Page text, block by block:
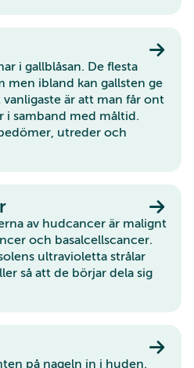
i gallblåsan. De flesta
men ibland kan gallsten ge
är att man får ont
i samband med måltid.
utreder och
av hudcancer är malignt
och basalcellscancer.
ultravioletta strålar
så att de börjar dela sig
på nageln in i huden.